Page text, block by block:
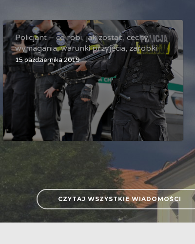
Policjant – co robi, jak zostać, cechy,
wymagania, warunki przyjęcia, zarobki
15 października 2019
CZYTAJ WSZYSTKIE WIADOMOŚCI